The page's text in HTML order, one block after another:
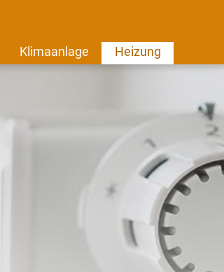
Klimaanlage Heizung